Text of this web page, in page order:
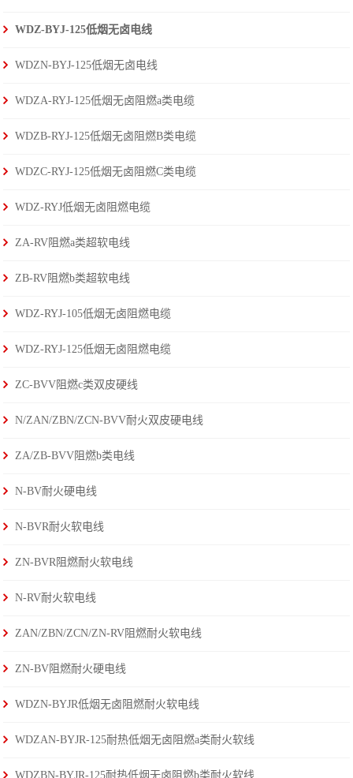
WDZ-BYJ-125低烟无卤电线
WDZN-BYJ-125低烟无卤电线
WDZA-RYJ-125低烟无卤阻燃a类电缆
WDZB-RYJ-125低烟无卤阻燃B类电缆
WDZC-RYJ-125低烟无卤阻燃C类电缆
WDZ-RYJ低烟无卤阻燃电缆
ZA-RV阻燃a类超软电线
ZB-RV阻燃b类超软电线
WDZ-RYJ-105低烟无卤阻燃电缆
WDZ-RYJ-125低烟无卤阻燃电缆
ZC-BVV阻燃c类双皮硬线
N/ZAN/ZBN/ZCN-BVV耐火双皮硬电线
ZA/ZB-BVV阻燃b类电线
N-BV耐火硬电线
N-BVR耐火软电线
ZN-BVR阻燃耐火软电线
N-RV耐火软电线
ZAN/ZBN/ZCN/ZN-RV阻燃耐火软电线
ZN-BV阻燃耐火硬电线
WDZN-BYJR低烟无卤阻燃耐火软电线
WDZAN-BYJR-125耐热低烟无卤阻燃a类耐火软线
WDZBN-BYJR-125耐热低烟无卤阻燃b类耐火软线